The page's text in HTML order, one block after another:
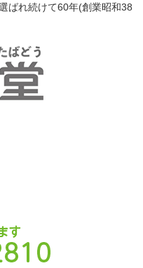
ばれ続けて60年(創業昭和38